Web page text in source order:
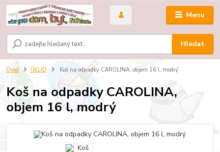
Menu
Hledat
Úvod ÚKLID Koš na odpadky CAROLINA, objem 16 l, modrý
Koš na odpadky CAROLINA,
objem 16 l, modrý